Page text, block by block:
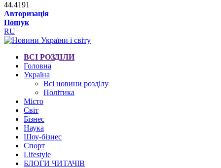
44.4191
Авторизація
Пошук
RU
ВСІ РОЗДІЛИ
Головна
Україна
Всі новини розділу
Політика
Місто
Світ
Бізнес
Наука
Шоу-бізнес
Спорт
Lifestyle
БЛОГИ ЧИТАЧІВ